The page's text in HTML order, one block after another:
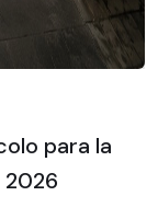
para la
2026